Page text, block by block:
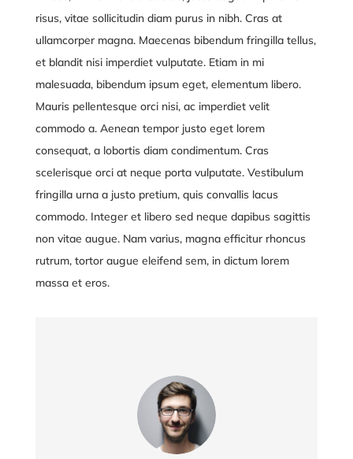
risus, vitae sollicitudin diam purus in nibh. Cras at
ullamcorper magna. Maecenas bibendum fringilla tellus,
et blandit nisi imperdiet vulputate. Etiam in mi
malesuada, bibendum ipsum eget, elementum libero.
Mauris pellentesque orci nisi, ac imperdiet velit
commodo a. Aenean tempor justo eget lorem
consequat, a lobortis diam condimentum. Cras
scelerisque orci at neque porta vulputate. Vestibulum
fringilla urna a justo pretium, quis convallis lacus
commodo. Integer et libero sed neque dapibus sagittis
non vitae augue. Nam varius, magna efficitur rhoncus
rutrum, tortor augue eleifend sem, in dictum lorem
massa et eros.